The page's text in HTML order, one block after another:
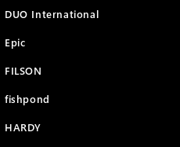
DUO International
Epic
FILSON
fishpond
HARDY